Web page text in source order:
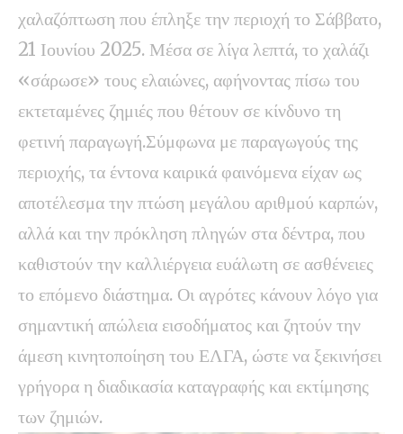
χαλαζόπτωση που έπληξε την περιοχή το Σάββατο,
21 Ιουνίου 2025. Μέσα σε λίγα λεπτά, το χαλάζι
«σάρωσε» τους ελαιώνες, αφήνοντας πίσω του
εκτεταμένες ζημιές που θέτουν σε κίνδυνο τη
φετινή παραγωγή.Σύμφωνα με παραγωγούς της
περιοχής, τα έντονα καιρικά φαινόμενα είχαν ως
αποτέλεσμα την πτώση μεγάλου αριθμού καρπών,
αλλά και την πρόκληση πληγών στα δέντρα, που
καθιστούν την καλλιέργεια ευάλωτη σε ασθένειες
το επόμενο διάστημα. Οι αγρότες κάνουν λόγο για
σημαντική απώλεια εισοδήματος και ζητούν την
άμεση κινητοποίηση του ΕΛΓΑ, ώστε να ξεκινήσει
γρήγορα η διαδικασία καταγραφής και εκτίμησης
των ζημιών.